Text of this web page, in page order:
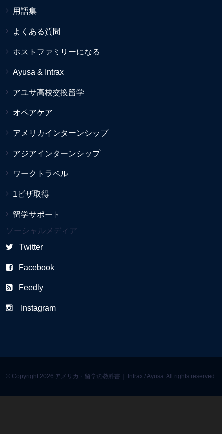
用語集
よくある質問
ホストファミリーになる
Ayusa & Intrax
アユサ高校交換留学
オペアケア
アメリカインターンシップ
アジアインターンシップ
ワークトラベル
1ビザ取得
留学サポート
ソーシャルメディア
Twitter
Facebook
Feedly
Instagram
© Copyright 2026 アメリカ・留学の教科書｜ Intrax / Ayusa. All rights reserved.